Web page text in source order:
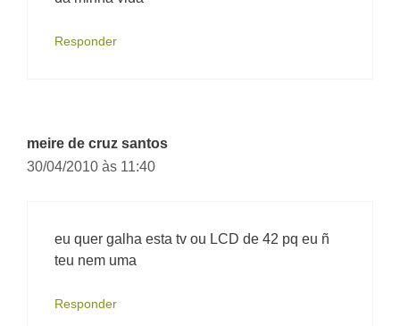
Responder
meire de cruz santos
30/04/2010 às 11:40
eu quer galha esta tv ou LCD de 42 pq eu ñ
teu nem uma
Responder